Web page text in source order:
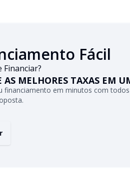
Fácil
Financiar?
AS MELHORES TAXAS EM
financiamento em minutos com